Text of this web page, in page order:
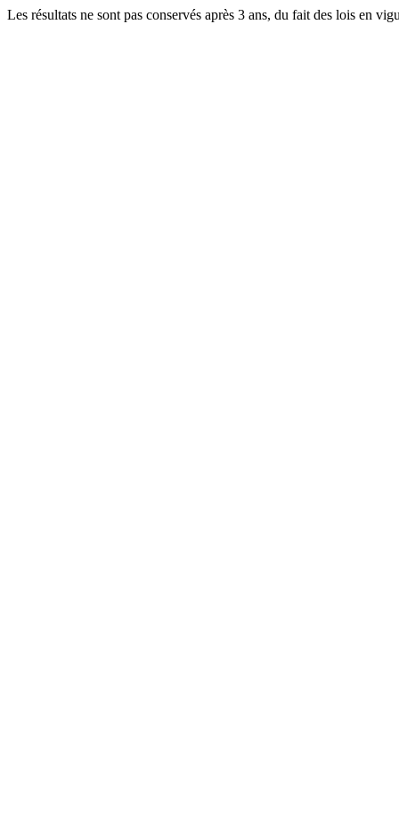
Les résultats ne sont pas conservés après 3 ans, du fait des lois en